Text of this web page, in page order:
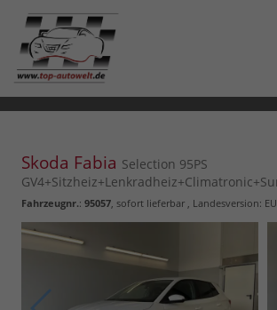
Skoda Fabia Selection 95PS
Fahrzeugnr.: 95057 sofort lieferbar , Landesversion: